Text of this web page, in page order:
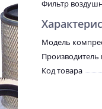
Фильтр
Модель
Код товара